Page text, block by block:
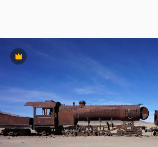
Premium